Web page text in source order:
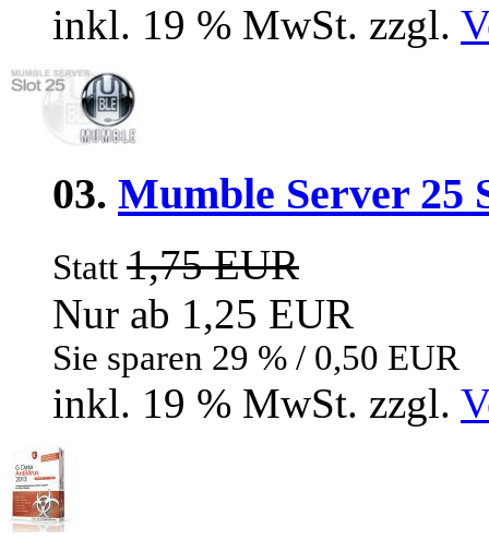
inkl. 19 % MwSt. zzgl.
03. Mumble Server 25
Statt 1,75 EUR
Nur ab 1,25 EUR
Sie sparen 29 % / 0,50 EUR
inkl. 19 % MwSt. zzgl.